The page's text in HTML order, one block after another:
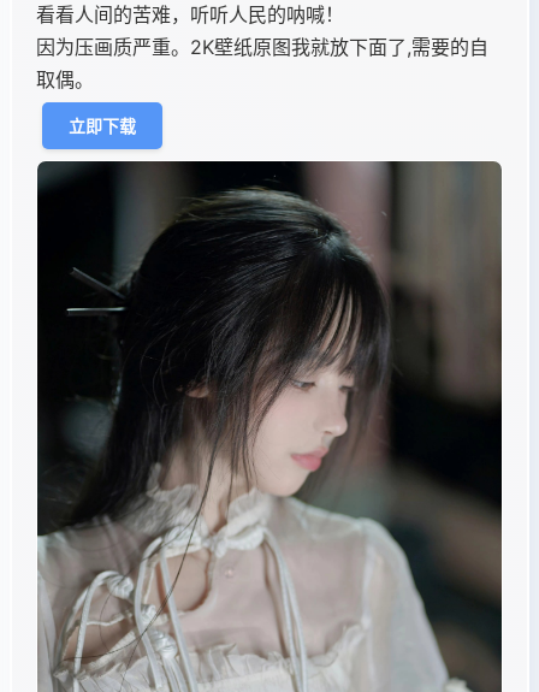
看看人间的苦难，听听人民的呐喊！
因为压画质严重。2K壁纸原图我就放下面了,需要的自
取偶。
立即下载